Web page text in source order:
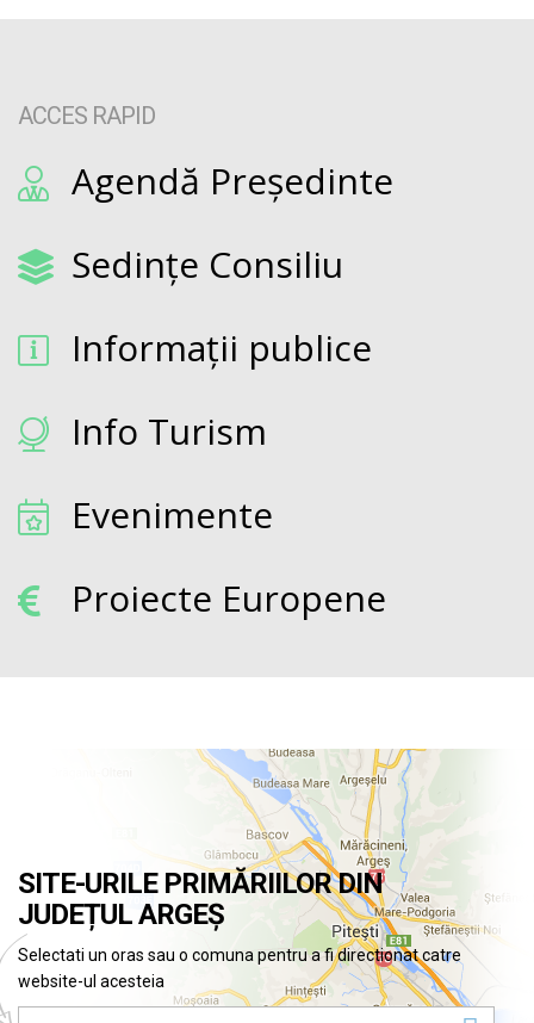
ACCES RAPID
Agendă Președinte
Sedințe Consiliu
Informații publice
Info Turism
Evenimente
Proiecte Europene
SITE-URILE PRIMĂRIILOR DIN
JUDEȚUL ARGEȘ
Selectati un oras sau o comuna pentru a fi directionat catre
website-ul acesteia